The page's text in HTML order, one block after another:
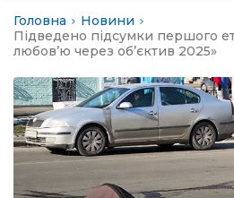
евакуації
новини
Головна
Новини
Підведено підсумки першого
любов’ю через об’єктив 2025»